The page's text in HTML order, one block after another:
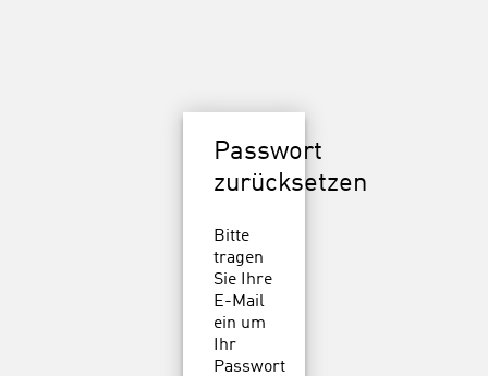
Passwort
zurücksetzen
Bitte
tragen
Sie Ihre
E-Mail
ein um
Ihr
Passwort